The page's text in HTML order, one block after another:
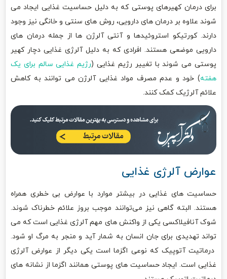
برای درمان کهیرهای پوستی که به دلیل حساسیت غذایی ایجاد می
‌شوند علاوه بر درمان‌ های دارویی، روش ‌های سنتی و خانگی نیز وجود
دارند. کورتیکو استروئیدها و آنتی آلرژن‌ ها از جمله درمان‌ های
دارویی موضعی هستند. افرادی که به دلیل آلرژی غذایی دچار کهیر
پوستی می‌ شوند با تغییر رژیم غذایی (رژیم غذایی سالم برای یک
هفته) خود و عدم مصرف مواد غذایی آلرژن می‌ توانند به کاهش
علائم آلرژیک کمک کنند.
عوارض آلرژی غذایی
حساسیت‌ های غذایی در بیشتر موارد با عوارض بی‌ خطری همراه
هستند. البته گاهی نیز می‌توانند موجب بروز علائم خطرناک شوند.
شوک آنافیلاکسی یکی از واکنش‌ های مهم آلرژی غذایی است که می‌
تواند تهدیدی برای جان انسان به شمار آید و منجر به مرگ او شود.
درماتیت آتوپیک که نوعی اگزما است یکی دیگر از عوارض آلرژی
غذایی است. ایجاد حساسیت‌ های پوستی همانند اگزما از نشانه‌ های